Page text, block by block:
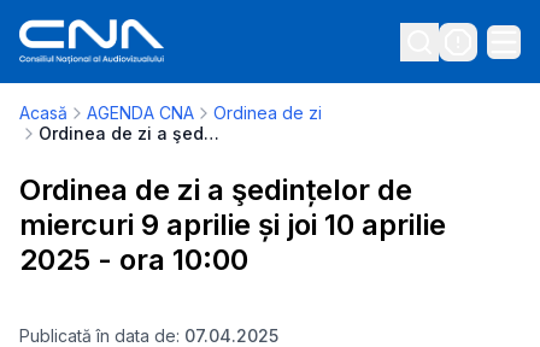
Acasă AGENDA CNA
Ordinea de zi
Ordinea de zi a şedințelor de miercuri 9 aprilie și joi 10 aprilie 2025 - ora 10:00
Ordinea de zi a şedințelor de
miercuri 9 aprilie și joi 10 aprilie
2025 - ora 10:00
Publicată în data de: 07.04.2025